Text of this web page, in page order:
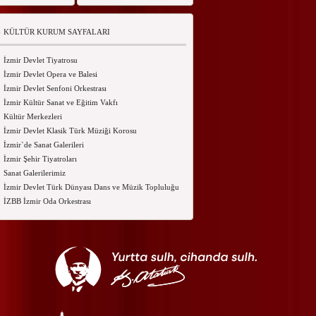
KÜLTÜR KURUM SAYFALARI
İzmir Devlet Tiyatrosu
İzmir Devlet Opera ve Balesi
İzmir Devlet Senfoni Orkestrası
İzmir Kültür Sanat ve Eğitim Vakfı
Kültür Merkezleri
İzmir Devlet Klasik Türk Müziği Korosu
İzmir`de Sanat Galerileri
İzmir Şehir Tiyatroları
Sanat Galerilerimiz
İzmir Devlet Türk Dünyası Dans ve Müzik Topluluğu
İZBB İzmir Oda Orkestrası